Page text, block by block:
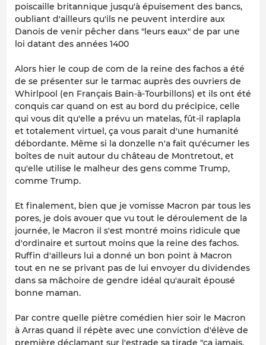
poiscaille britannique jusqu'à épuisement des bancs,
oubliant d'ailleurs qu'ils ne peuvent interdire aux
Danois de venir pêcher dans "leurs eaux" de par une
loi datant des années 1400
Alors hier le coup de com de la reine des fachos a été
de se présenter sur le tarmac auprès des ouvriers de
Whirlpool (en Français Bain-à-Tourbillons) et ils ont été
conquis car quand on est au bord du précipice, celle
qui vous dit qu'elle a prévu un matelas, fût-il raplapla
et totalement virtuel, ça vous parait d'une humanité
débordante. Même si la donzelle n'a fait qu'écumer les
boîtes de nuit autour du château de Montretout, et
qu'elle utilise le malheur des gens comme Trump,
comme Trump.
Et finalement, bien que je vomisse Macron par tous les
pores, je dois avouer que vu tout le déroulement de la
journée, le Macron il s'est montré moins ridicule que
d'ordinaire et surtout moins que la reine des fachos.
Ruffin d'ailleurs lui a donné un bon point à Macron
tout en ne se privant pas de lui envoyer du dividendes
dans sa mâchoire de gendre idéal qu'aurait épousé
bonne maman.
Par contre quelle piètre comédien hier soir le Macron
à Arras quand il répète avec une conviction d'élève de
première déclamant sur l'estrade sa tirade "ça jamais,